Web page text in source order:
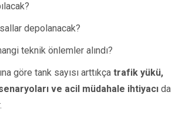
depolanacak?
teknik önlemler alındı?
göre tank sayısı arttıkça trafik yükü,
ve acil müdahale ihtiyacı da